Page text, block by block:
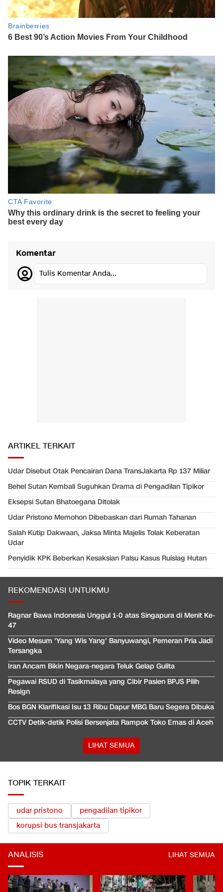
Komentar
Tulis Komentar Anda...
ARTIKEL TERKAIT
Udar Disebut Otak Pencairan Dana TransJakarta Rp 137 Miliar
Behel Sutan Kembali Suguhkan Drama di Pengadilan Tipikor
Eksepsi Sutan Bhatoegana Ditolak
Udar Pristono Memohon Dibebaskan dari Rumah Tahanan
Salah Kutip Dakwaan, Jaksa Minta Majelis Tolak Keberatan
Udar
Penyidik KPK Beberkan Kesaksian Palsu Kasus Ruislag Hutan
REKOMENDASI UNTUKMU
Ragnar Bawa Indonesia Unggul 1-0 atas Singapura di Menit Ke-
47
Video Mesum 'Yang Wis Yang' Banyuwangi, Pemeran Pria Jadi
Tersangka
Iran Ancam Bikin Negara-negara Teluk Gelap Gulita
Pegawai RSUD di Tasikmalaya yang Cibir Pasien BPJS Pilih
Resign
Bos BGN Klarifikasi Isu 13 Ribu Dapur MBG Baru Segera Dibuka
CCTV Detik-detik Polisi Bersenjata Rampok Toko Emas di Aceh
LIHAT SEMUA
TOPIK TERKAIT
udar pristono
pengadilan tipikor
korupsi bus transjakarta
ANALISIS LIHAT SEMUA